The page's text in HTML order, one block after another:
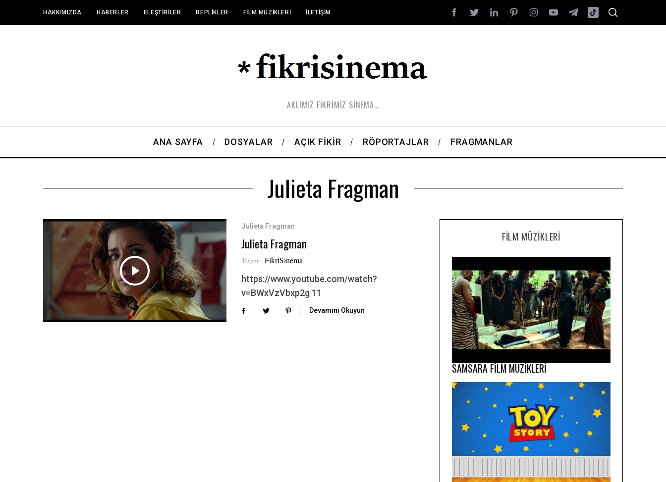
HAKKIMIZDA HABERLER ELEŞTIRILER REPLIKLER FILM MÜZIKLERI İLETIŞIM
AKLIMIZ FİKRİMİZ SİNEMA…
ANA SAYFA DOSYALAR AÇIK FIKIR RÖPORTAJLAR FRAGMANLAR
Julieta Fragman
Julieta Fragman
Julieta Fragman
Yazar: FikriSinema
https://www.youtube.com/watch?
v=BWxVzVbxp2g 11
Devamını Okuyun
FILM MÜZIKLERI
SAMSARA FİLM MÜZİKLERİ